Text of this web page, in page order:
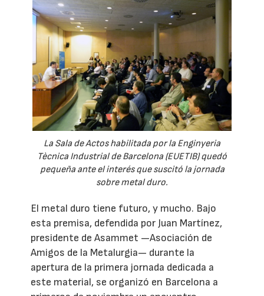
La Sala de Actos habilitada por la Enginyeria
Tècnica Industrial de Barcelona (EUETIB) quedó
pequeña ante el interés que suscitó la jornada
sobre metal duro.
El metal duro tiene futuro, y mucho. Bajo
esta premisa, defendida por Juan Martínez,
presidente de Asammet —Asociación de
Amigos de la Metalurgia— durante la
apertura de la primera jornada dedicada a
este material, se organizó en Barcelona a